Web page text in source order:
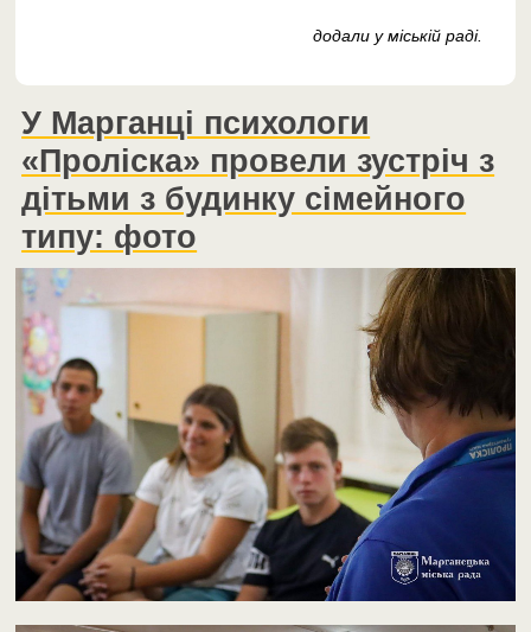
додали у міській раді.
У Марганці психологи
«Проліска» провели зустріч з
дітьми з будинку сімейного
типу: фото